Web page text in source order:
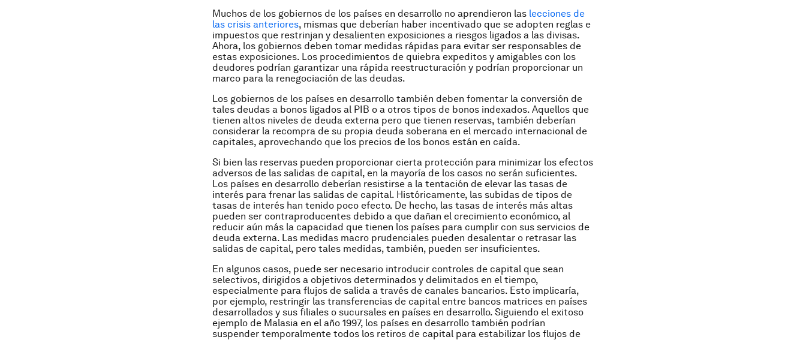
Muchos de los gobiernos de los países en desarrollo no aprendieron las lecciones de
las crisis anteriores, mismas que deberían haber incentivado que se adopten reglas e
impuestos que restrinjan y desalienten exposiciones a riesgos ligados a las divisas.
Ahora, los gobiernos deben tomar medidas rápidas para evitar ser responsables de
estas exposiciones. Los procedimientos de quiebra expeditos y amigables con los
deudores podrían garantizar una rápida reestructuración y podrían proporcionar un
marco para la renegociación de las deudas.
Los gobiernos de los países en desarrollo también deben fomentar la conversión de
tales deudas a bonos ligados al PIB o a otros tipos de bonos indexados. Aquellos que
tienen altos niveles de deuda externa pero que tienen reservas, también deberían
considerar la recompra de su propia deuda soberana en el mercado internacional de
capitales, aprovechando que los precios de los bonos están en caída.
Si bien las reservas pueden proporcionar cierta protección para minimizar los efectos
adversos de las salidas de capital, en la mayoría de los casos no serán suficientes.
Los países en desarrollo deberían resistirse a la tentación de elevar las tasas de
interés para frenar las salidas de capital. Históricamente, las subidas de tipos de
tasas de interés han tenido poco efecto. De hecho, las tasas de interés más altas
pueden ser contraproducentes debido a que dañan el crecimiento económico, al
reducir aún más la capacidad que tienen los países para cumplir con sus servicios de
deuda externa. Las medidas macro prudenciales pueden desalentar o retrasar las
salidas de capital, pero tales medidas, también, pueden ser insuficientes.
En algunos casos, puede ser necesario introducir controles de capital que sean
selectivos, dirigidos a objetivos determinados y delimitados en el tiempo,
especialmente para flujos de salida a través de canales bancarios. Esto implicaría,
por ejemplo, restringir las transferencias de capital entre bancos matrices en países
desarrollados y sus filiales o sucursales en países en desarrollo. Siguiendo el exitoso
ejemplo de Malasia en el año 1997, los países en desarrollo también podrían
suspender temporalmente todos los retiros de capital para estabilizar los flujos de